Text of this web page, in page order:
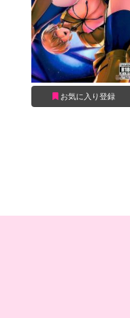
お気に入り登録